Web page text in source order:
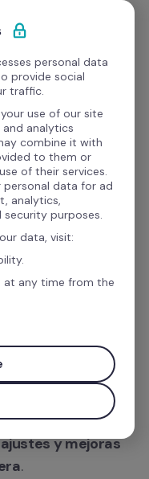
Empieza gratis
y darles
los
las
claro del lugar y
fallas. Por lo
y mejoras
.
personal data
provide social
traffic.
use of our site
analytics
combine it with
to them or
of their services.
personal data for ad
analytics,
purposes.
data, visit:
at any time from the